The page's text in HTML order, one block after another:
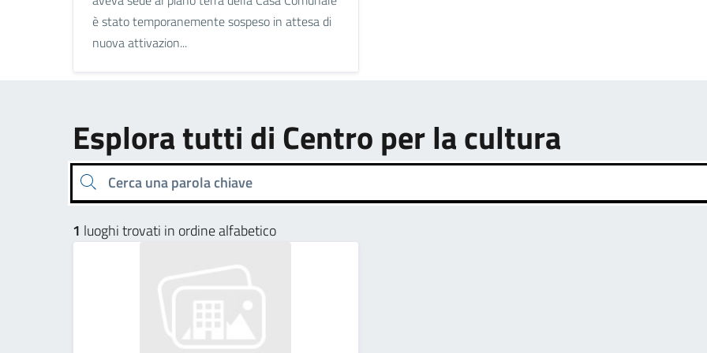
è stato temporanemente sospeso in attesa di
nuova attivazion...
Esplora tutti di Centro per la cultura
Cerca una parola chiave
1 luoghi trovati in ordine alfabetico